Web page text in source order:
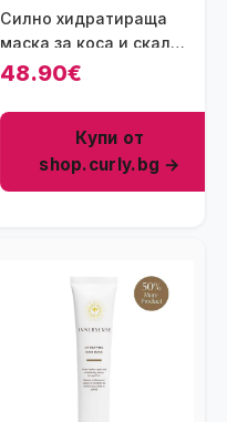
Силно хидратираща
маска за коса и скалп
против косопад
48.90€
Купи от
shop.curly.bg →